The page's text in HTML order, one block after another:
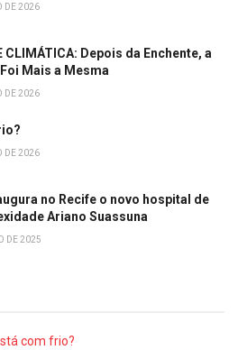
DE 2026
CLIMÁTICA: Depois da Enchente, a
Mais a Mesma
DE 2026
DE 2026
no Recife o novo hospital de
Ariano Suassuna
DE 2025
com frio?